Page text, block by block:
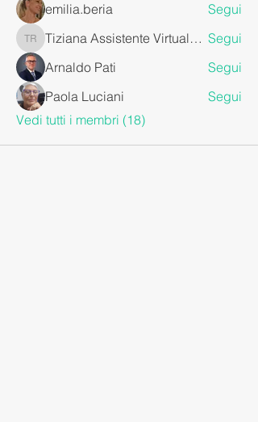
emilia.beria
Segui
Tiziana Assistente Virtuale da RemotoTiziana Assistente Virtuale da Remoto Segui
Arnaldo Pati
Segui
Paola Luciani
Segui
Vedi tutti i membri (18)